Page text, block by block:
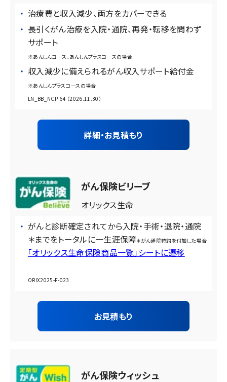
治療費と収入減少、両方をカバーできる
長引くがん治療を入院・通院、再発・転移を問わず
サポート
※あんしんコース、あんしんプラスコースの場合
収入減少に備えられるがん収入サポート給付金
※あんしんプラスコースの場合
LN_BB_NCP-64 （2026.11.30）
詳細・お見積もり
がん保険ビリーブ
オリックス生命
がんと診断確定されてから入院・手術・退院・通院
＊までをトータルに一生涯保障＊がん通院特約を付加した場合
「オリックス生命保険商品一覧」シートに遷移
ORIX2025-F-023
お見積もり
がん保険ウィッシュ